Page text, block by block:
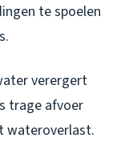
te spoelen
verergert
trage afvoer
wateroverlast.